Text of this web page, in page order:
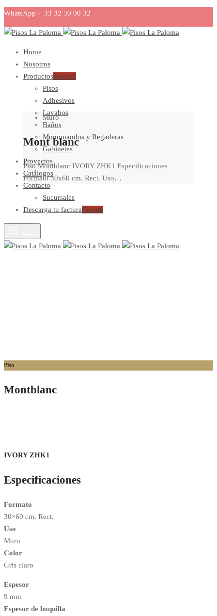
WhatsApp - 33 32 30 00 32
Home
Nosotros
ProductosNuevo!
Pisos
Adhesivos
Lavabos
Baños
Monomandos y Regaderas
Gabinetes
Proyectos
Catálogos
Contacto
Sucursales
Descarga tu facturaCliente
Muro
Mont blanc
Piso Montblanc IVORY ZHK1 Especificaciones
Formato 30x60 cm. Rect. Uso…
Piso
Montblanc
IVORY ZHK1
Especificaciones
Formato
30×60 cm. Rect.
Uso
Muro
Color
Gris claro
Espesor
9 mm
Espesor de boquilla